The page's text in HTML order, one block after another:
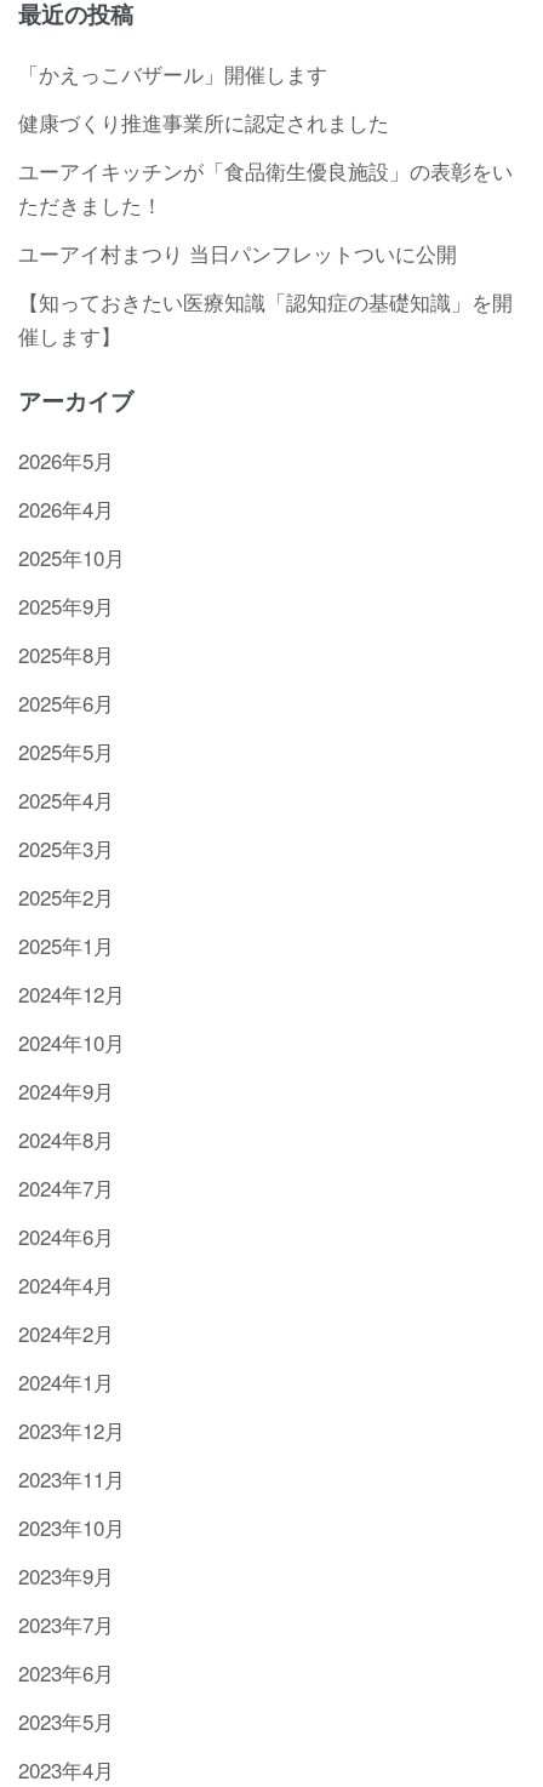
最近の投稿
「かえっこバザール」開催します
健康づくり推進事業所に認定されました
ユーアイキッチンが「食品衛生優良施設」の表彰をい
ただきました！
ユーアイ村まつり 当日パンフレットついに公開
【知っておきたい医療知識「認知症の基礎知識」を開
催します】
アーカイブ
2026年5月
2026年4月
2025年10月
2025年9月
2025年8月
2025年6月
2025年5月
2025年4月
2025年3月
2025年2月
2025年1月
2024年12月
2024年10月
2024年9月
2024年8月
2024年7月
2024年6月
2024年4月
2024年2月
2024年1月
2023年12月
2023年11月
2023年10月
2023年9月
2023年7月
2023年6月
2023年5月
2023年4月